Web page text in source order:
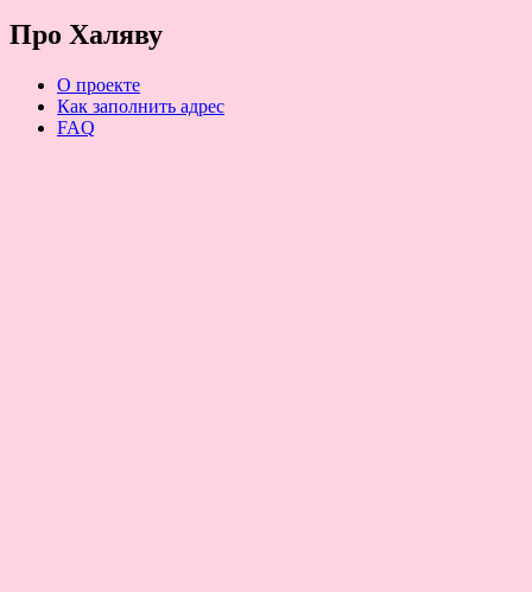
Про Халяву
О проекте
Как заполнить адрес
FAQ